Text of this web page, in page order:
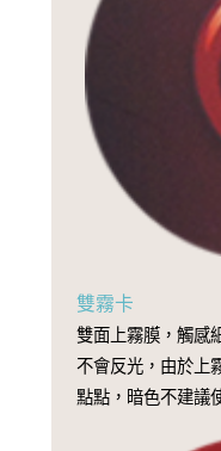
雙霧卡
雙面上霧膜，觸感
不會反光，由於上
點點，暗色不建議